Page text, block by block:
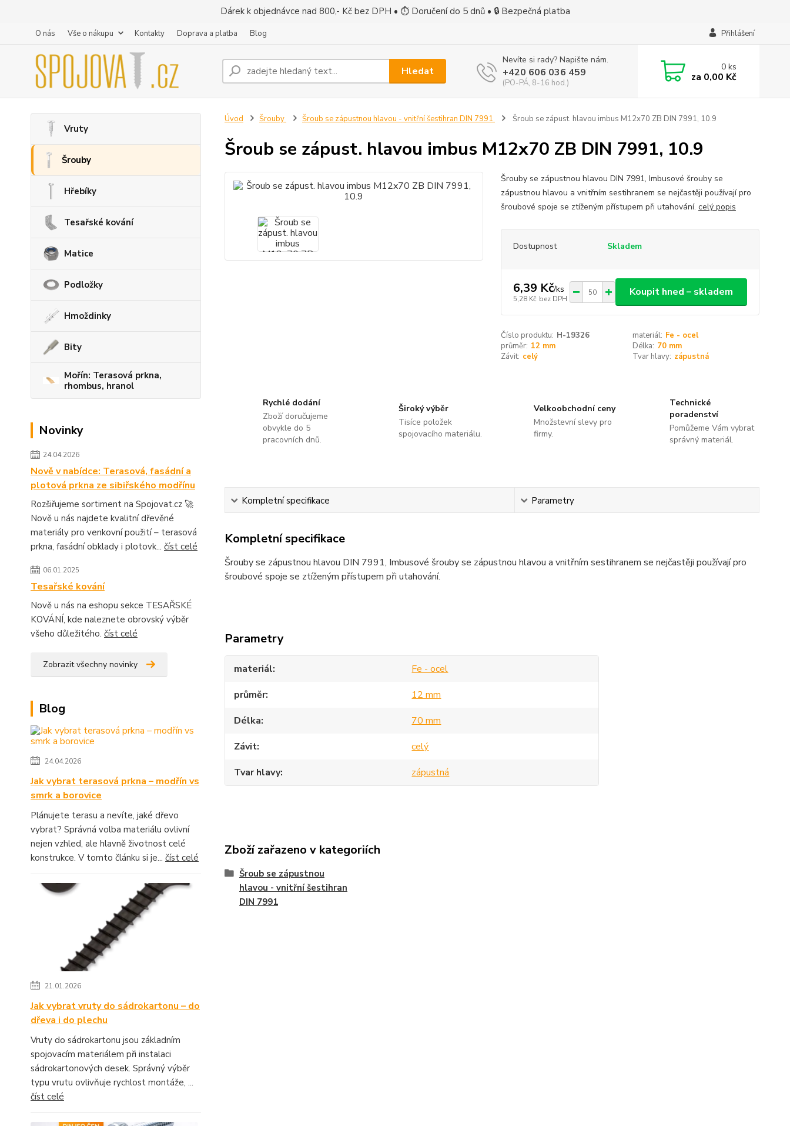
Dárek k objednávce nad 800,- Kč bez DPH • ⏱ Doručení do 5 dnů • 🔒 Bezpečná platba
O nás Vše o nákupu Kontakty Doprava a platba Blog Přihlášení
Hledat
Nevíte si rady? Napište nám.
+420 606 036 459
(PO-PÁ, 8-16 hod.)
0ks
za 0,00 Kč
Vruty
Šrouby
Hřebíky
Tesařské kování
Matice
Podložky
Hmoždinky
Bity
Mořín: Terasová prkna,
rhombus, hranol
Novinky
24.04.2026
Nově v nabídce: Terasová, fasádní a
plotová prkna ze sibiřského modřínu
Rozšiřujeme sortiment na Spojovat.cz 🚀
Nově u nás najdete kvalitní dřevěné
materiály pro venkovní použití – terasová
prkna, fasádní obklady i plotovk... číst celé
06.01.2025
Tesařské kování
Nově u nás na eshopu sekce TESAŘSKÉ
KOVÁNÍ, kde naleznete obrovský výběr
všeho důležitého. číst celé
Zobrazit všechny novinky
Blog
24.04.2026
Jak vybrat terasová prkna – modřín vs
smrk a borovice
Plánujete terasu a nevíte, jaké dřevo
vybrat? Správná volba materiálu ovlivní
nejen vzhled, ale hlavně životnost celé
konstrukce. V tomto článku si je... číst celé
21.01.2026
Jak vybrat vruty do sádrokartonu – do
dřeva i do plechu
Vruty do sádrokartonu jsou základním
spojovacím materiálem při instalaci
sádrokartonových desek. Správný výběr
typu vrutu ovlivňuje rychlost montáže, ...
číst celé
Úvod Šrouby Šroub se zápustnou hlavou - vnitřní šestihran DIN 7991 Šroub se zápust. hlavou imbus M12x70 ZB DIN 7991, 10.9
Šroub se zápust. hlavou imbus M12x70 ZB DIN 7991, 10.9
Šrouby se zápustnou hlavou DIN 7991, Imbusové šrouby se
zápustnou hlavou a vnitřním sestihranem se nejčastěji používají pro
šroubové spoje se ztíženým přístupem při utahování. celý popis
Dostupnost Skladem
6,39 Kč/ks
5,28 Kč bez DPH
Koupit hned – skladem
Číslo produktu: H-19326 materiál: Fe - ocel
průměr: 12 mm Délka: 70 mm
Závit: celý Tvar hlavy: zápustná
Rychlé dodání
Zboží doručujeme
obvykle do 5
pracovních dnů.
Široký výběr
Tisíce položek
spojovacího materiálu.
Velkoobchodní ceny
Množstevní slevy pro
firmy.
Technické
poradenství
Pomůžeme Vám vybrat
správný materiál.
Kompletní specifikace Parametry
Kompletní specifikace
Šrouby se zápustnou hlavou DIN 7991, Imbusové šrouby se zápustnou hlavou a vnitřním sestihranem se nejčastěji používají pro
šroubové spoje se ztíženým přístupem při utahování.
Parametry
materiál
Fe - ocel
průměr
12 mm
Délka
70 mm
Závit
celý
Tvar hlavy
zápustná
Zboží zařazeno v kategoriích
Šroub se zápustnou
hlavou - vnitřní šestihran
DIN 7991